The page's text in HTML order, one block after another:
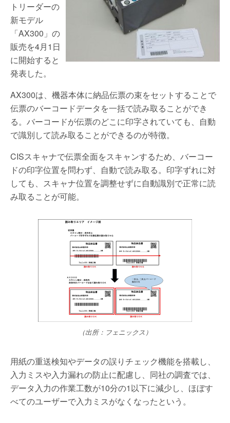
トリーダーの
新モデル
「AX300」の
販売を4月1日
に開始すると
発表した。
AX300は、機器本体に納品伝票の束をセットすることで
伝票のバーコードデータを一括で読み取ることができ
る。バーコードが伝票のどこに印字されていても、自動
で識別して読み取ることができるのが特徴。
CISスキャナで伝票全面をスキャンするため、バーコー
ドの印字位置を問わず、自動で読み取る。印字ずれに対
しても、スキャナ位置を調整せずに自動識別で正常に読
み取ることが可能。
（出所：フェニックス）
用紙の重送検知やデータの誤りチェック機能を搭載し、
入力ミスや入力漏れの防止に配慮し、同社の調査では、
データ入力の作業工数が10分の1以下に減少し、ほぼす
べてのユーザーで入力ミスがなくなったという。